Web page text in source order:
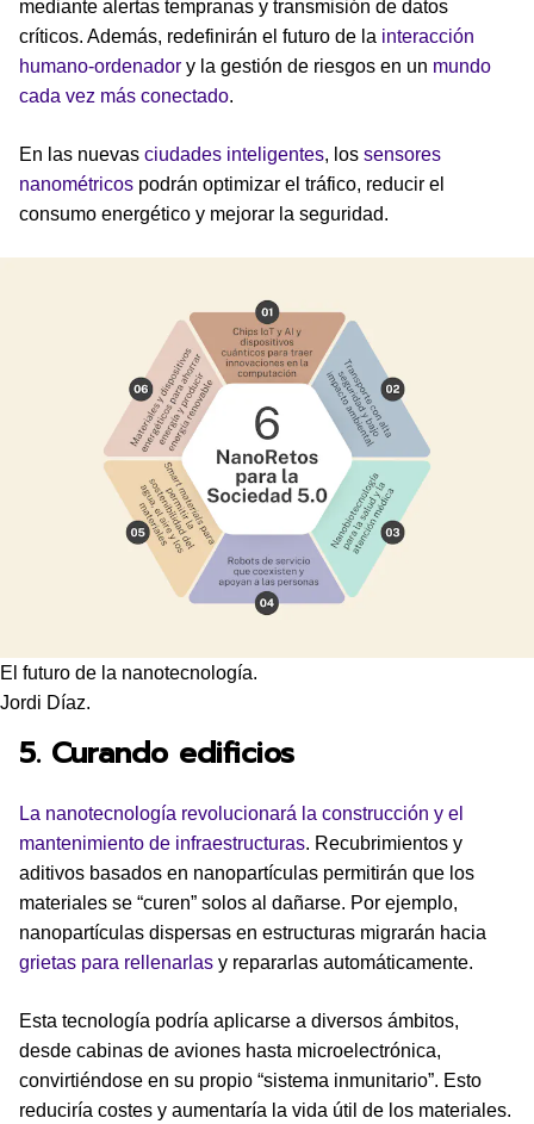
mediante alertas tempranas y transmisión de datos
críticos. Además, redefinirán el futuro de la interacción
humano-ordenador y la gestión de riesgos en un mundo
cada vez más conectado.
En las nuevas ciudades inteligentes, los sensores
nanométricos podrán optimizar el tráfico, reducir el
consumo energético y mejorar la seguridad.
El futuro de la nanotecnología.
Jordi Díaz.
5. Curando edificios
La nanotecnología revolucionará la construcción y el
mantenimiento de infraestructuras. Recubrimientos y
aditivos basados en nanopartículas permitirán que los
materiales se “curen” solos al dañarse. Por ejemplo,
nanopartículas dispersas en estructuras migrarán hacia
grietas para rellenarlas y repararlas automáticamente.
Esta tecnología podría aplicarse a diversos ámbitos,
desde cabinas de aviones hasta microelectrónica,
convirtiéndose en su propio “sistema inmunitario”. Esto
reduciría costes y aumentaría la vida útil de los materiales.